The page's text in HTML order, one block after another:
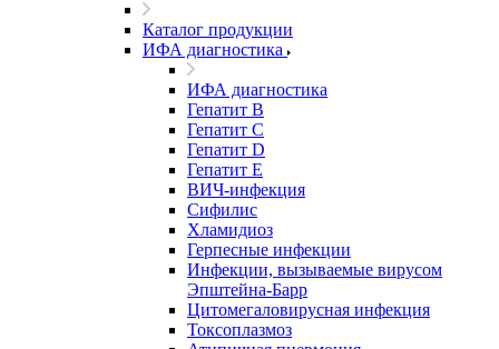
Каталог продукции
ИФА диагностика
ИФА диагностика
Гепатит В
Гепатит C
Гепатит D
Гепатит E
ВИЧ-инфекция
Сифилис
Хламидиоз
Герпесные инфекции
Инфекции, вызываемые вирусом
Эпштейна-Барр
Цитомегаловирусная инфекция
Токсоплазмоз